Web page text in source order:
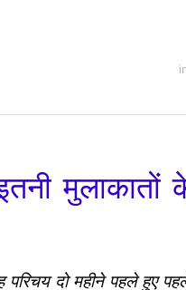
मुलाकातों
परिचय दो महीने पहले हुए